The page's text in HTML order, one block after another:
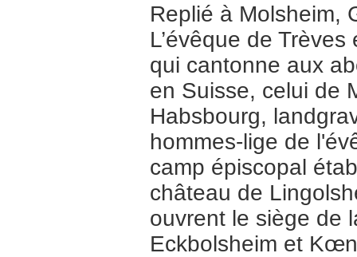
Replié à Molsheim,
L’évêque de
qui cantonne aux
en Suisse, celui de
Habsbourg,
hommes-lige de
camp épiscopal
château de
ouvrent le siège de
Eckbolsheim et